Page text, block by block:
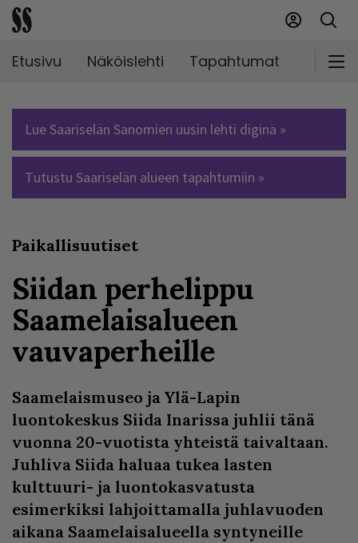
Etusivu Näköislehti Tapahtumat
Lue Saariselän Sanomien uusin lehti diginä »
Tutustu Saariselän alueen tapahtumiin »
Paikallisuutiset
Siidan perhelippu
Saamelaisalueen
vauvaperheille
Saamelaismuseo ja Ylä-Lapin
luontokeskus Siida Inarissa juhlii tänä
vuonna 20-vuotista yhteistä taivaltaan.
Juhliva Siida haluaa tukea lasten
kulttuuri- ja luontokasvatusta
esimerkiksi lahjoittamalla juhlavuoden
aikana Saamelaisalueella syntyneille